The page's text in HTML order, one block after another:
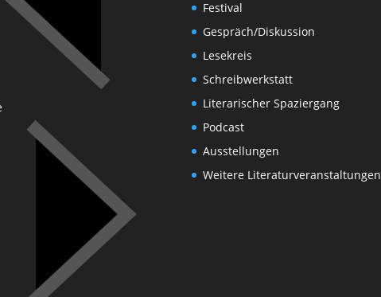
Festival
Gespräch/Diskussion
Lesekreis
Schreibwerkstatt
Literarischer Spaziergang
Podcast
Ausstellungen
Weitere Literaturveranstaltungen